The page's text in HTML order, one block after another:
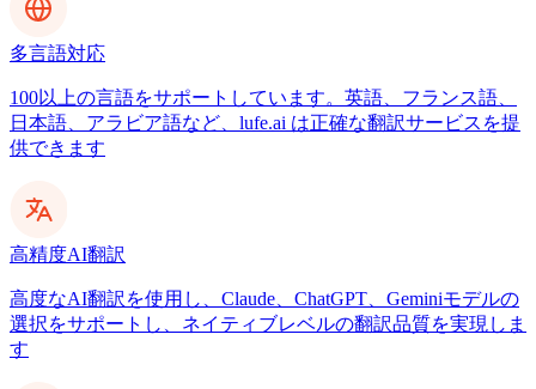
多言語対応
100以上の言語をサポートしています。英語、フランス語、
日本語、アラビア語など、lufe.ai は正確な翻訳サービスを提
供できます
高精度AI翻訳
高度なAI翻訳を使用し、Claude、ChatGPT、Geminiモデルの
選択をサポートし、ネイティブレベルの翻訳品質を実現しま
す